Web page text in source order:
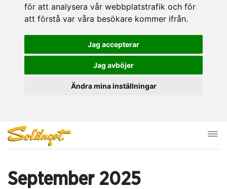
för att analysera vår webbplatstrafik och för
att förstå var våra besökare kommer ifrån.
Jag accepterar
Jag avböjer
Ändra mina inställningar
September 2025